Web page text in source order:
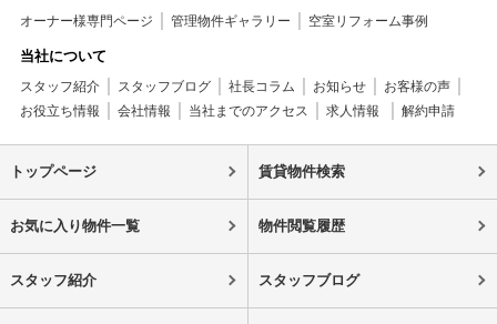
オーナー様専門ページ 管理物件ギャラリー 空室リフォーム事例
当社について
スタッフ紹介 スタッフブログ 社長コラム お知らせ
お客様の声
お役立ち情報
会社情報 当社までのアクセス 求人情報 解約申請
トップページ 賃貸物件検索
お気に入り物件一覧 物件閲覧履歴
スタッフ紹介 スタッフブログ